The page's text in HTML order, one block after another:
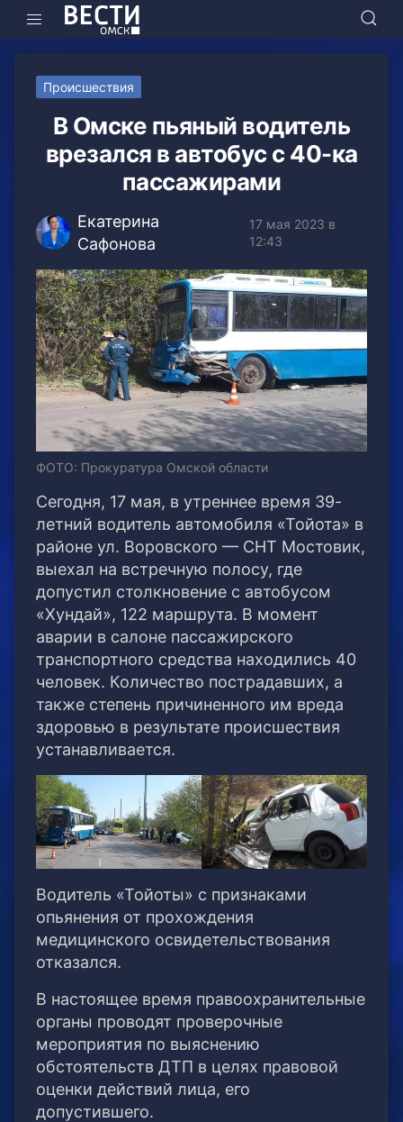
Происшествия
В Омске пьяный водитель
врезался в автобус с 40-ка
пассажирами
Екатерина
Сафонова
17 мая 2023 в
12:43
ФОТО: Прокуратура Омской области
Сегодня, 17 мая, в утреннее время 39-
летний водитель автомобиля «Тойота» в
районе ул. Воровского — СНТ Мостовик,
выехал на встречную полосу, где
допустил столкновение с автобусом
«Хундай», 122 маршрута. В момент
аварии в салоне пассажирского
транспортного средства находились 40
человек. Количество пострадавших, а
также степень причиненного им вреда
здоровью в результате происшествия
устанавливается.
Водитель «Тойоты» с признаками
опьянения от прохождения
медицинского освидетельствования
отказался.
В настоящее время правоохранительные
органы проводят проверочные
мероприятия по выяснению
обстоятельств ДТП в целях правовой
оценки действий лица, его
допустившего.